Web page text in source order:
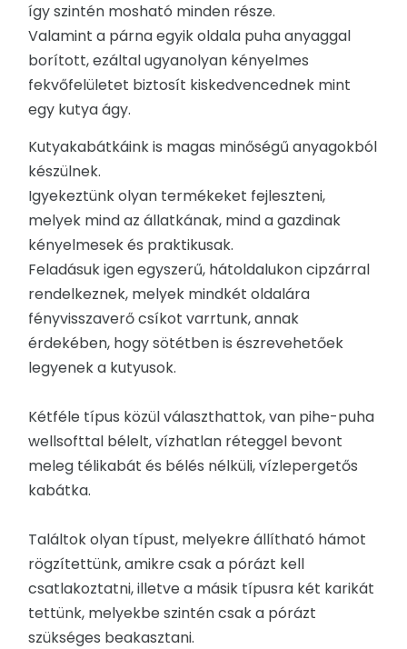
így szintén mosható minden része.
Valamint a párna egyik oldala puha anyaggal
borított, ezáltal ugyanolyan kényelmes
fekvőfelületet biztosít kiskedvencednek mint
egy kutya ágy.
Kutyakabátkáink is magas minőségű anyagokból
készülnek.
Igyekeztünk olyan termékeket fejleszteni,
melyek mind az állatkának, mind a gazdinak
kényelmesek és praktikusak.
Feladásuk igen egyszerű, hátoldalukon cipzárral
rendelkeznek, melyek mindkét oldalára
fényvisszaverő csíkot varrtunk, annak
érdekében, hogy sötétben is észrevehetőek
legyenek a kutyusok.
Kétféle típus közül választhattok, van pihe-puha
wellsofttal bélelt, vízhatlan réteggel bevont
meleg télikabát és bélés nélküli, vízlepergetős
kabátka.
Találtok olyan típust, melyekre állítható hámot
rögzítettünk, amikre csak a pórázt kell
csatlakoztatni, illetve a másik típusra két karikát
tettünk, melyekbe szintén csak a pórázt
szükséges beakasztani.